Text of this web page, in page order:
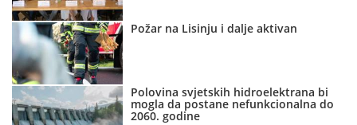
Požar na Lisinju i dalje aktivan
Polovina svjetskih hidroelektrana bi
mogla da postane nefunkcionalna do
2060. godine